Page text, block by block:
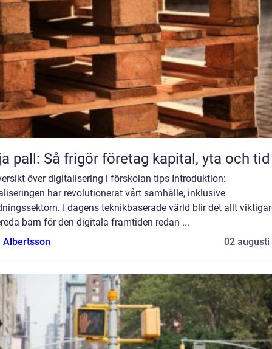
pall: Så frigör företag kapital, yta och tid
över digitalisering i förskolan tips Introduktion:
har revolutionerat vårt samhälle, inklusive
I dagens teknikbaserade värld blir det allt
barn för den digitala framtiden redan ...
Albertsson
02 augusti